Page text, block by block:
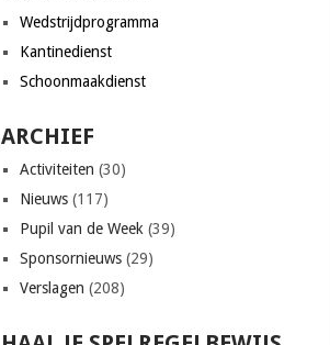
Wedstrijdprogramma
Kantinedienst
Schoonmaakdienst
ARCHIEF
Activiteiten (30)
Nieuws (117)
Pupil van de Week (39)
Sponsornieuws (29)
Verslagen (208)